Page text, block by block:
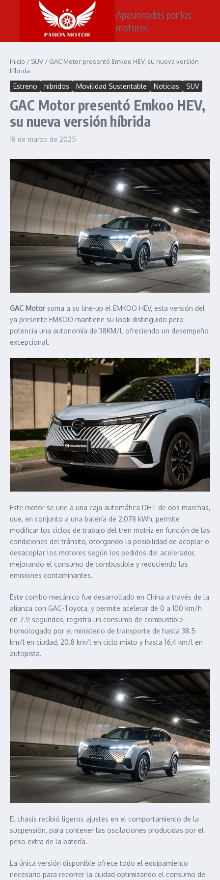
Saltar al contenido
Apasionados por los
motores.
Inicio / SUV / GAC Motor presentó Emkoo HEV, su nueva versión
híbrida
Estreno hibridos Movilidad Sustentable Noticias SUV
GAC Motor presentó Emkoo HEV,
su nueva versión híbrida
18 de marzo de 2025
GAC Motor suma a su line-up el EMKOO HEV, esta versión del
ya presente EMKOO mantiene su look distinguido pero
potencia una autonomía de 38KM/L ofreciendo un desempeño
excepcional.
Este motor se une a una caja automática DHT de dos marchas,
que, en conjunto a una batería de 2,078 kWh, permite
modificar los ciclos de trabajo del tren motriz en función de las
condiciones del tránsito, otorgando la posibilidad de acoplar o
desacoplar los motores según los pedidos del acelerador,
mejorando el consumo de combustible y reduciendo las
emisiones contaminantes.
Este combo mecánico fue desarrollado en China a través de la
alianza con GAC-Toyota, y permite acelerar de 0 a 100 km/h
en 7.9 segundos, registra un consumo de combustible
homologado por el ministerio de transporte de hasta 38.5
km/l en ciudad, 20.8 km/l en ciclo mixto y hasta 16,4 km/l en
autopista.
El chasis recibió ligeros ajustes en el comportamiento de la
suspensión, para contener las oscilaciones producidas por el
peso extra de la batería.
La única versión disponible ofrece todo el equipamiento
necesario para recorrer la ciudad optimizando el consumo de